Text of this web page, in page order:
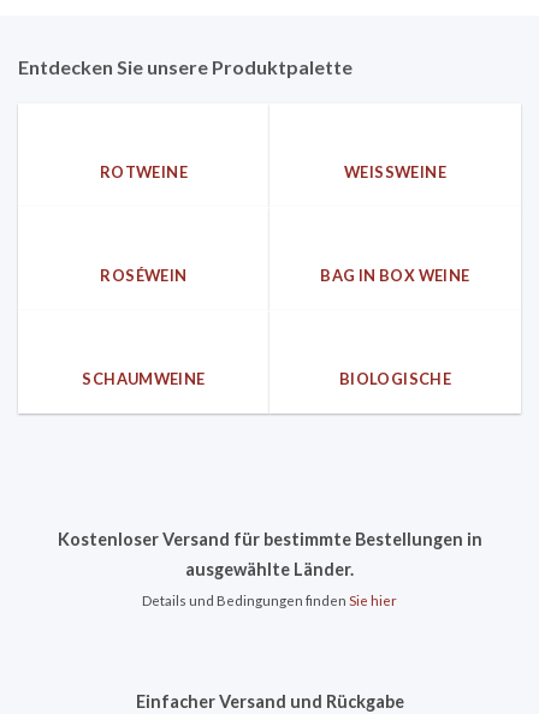
Entdecken Sie unsere Produktpalette
ROTWEINE WEISSWEINE
ROSÉWEIN BAG IN BOX WEINE
SCHAUMWEINE BIOLOGISCHE
Kostenloser Versand für bestimmte Bestellungen in
ausgewählte Länder.
Details und Bedingungen finden Sie hier
Einfacher Versand und Rückgabe